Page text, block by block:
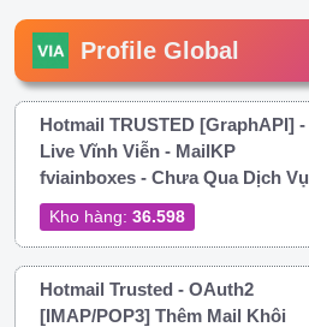
Profile Global
Hotmail TRUSTED [GraphAPI] -
Live Vĩnh Viễn - MailKP
fviainboxes - Chưa Qua Dịch Vụ
Kho hàng: 36.598
Hotmail Trusted - OAuth2
[IMAP/POP3] Thêm Mail Khôi